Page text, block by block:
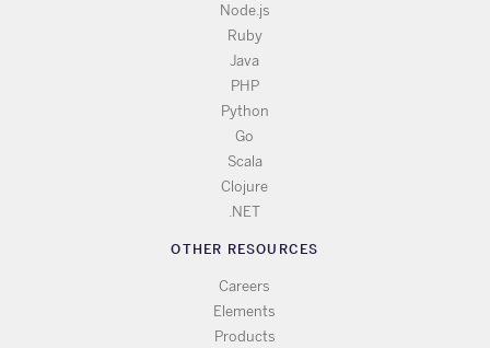
Node.js
Ruby
Java
PHP
Python
Go
Scala
Clojure
.NET
OTHER RESOURCES
Careers
Elements
Products